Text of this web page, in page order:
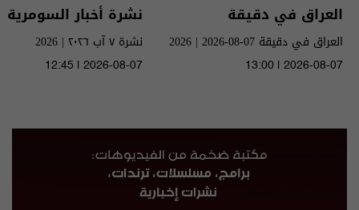
العراق في دقيقة
العراق في دقيقة 07-08-2026 | 2026
13:00 | 2026-08-07
نشرة أخبار السومرية
نشرة ٧ آب ٢٠٢٦ | 2026
12:45 | 2026-08-07